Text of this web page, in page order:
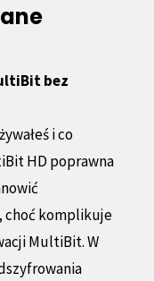
bez
i co
HD poprawna
choć komplikuje
MultiBit. W